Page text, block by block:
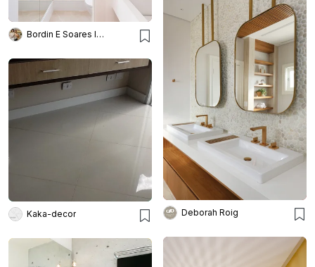
Bordin E Soares Interiores
Deborah Roig
Kaka-decor